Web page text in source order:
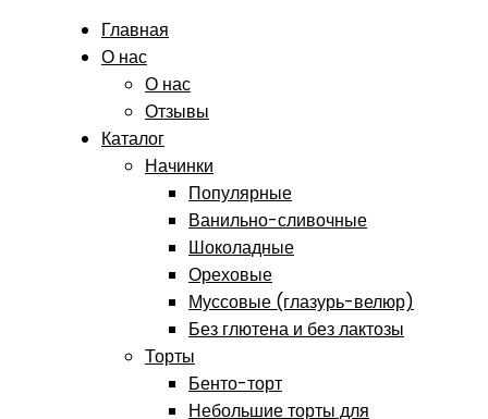
Главная
О нас
О нас
Отзывы
Каталог
Начинки
Популярные
Ванильно-сливочные
Шоколадные
Ореховые
Муссовые (глазурь-велюр)
Без глютена и без лактозы
Торты
Бенто-торт
Небольшие торты для